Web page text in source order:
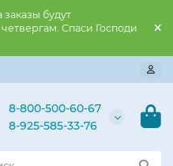
заказы будут
Спаси Господи
8-800-500-60-67
8-925-585-33-76